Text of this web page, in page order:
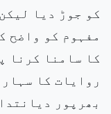
کو جوڑ دیا
مفہوم کو واضح
کا سامنا کرنا
روایات کا
بھرپور